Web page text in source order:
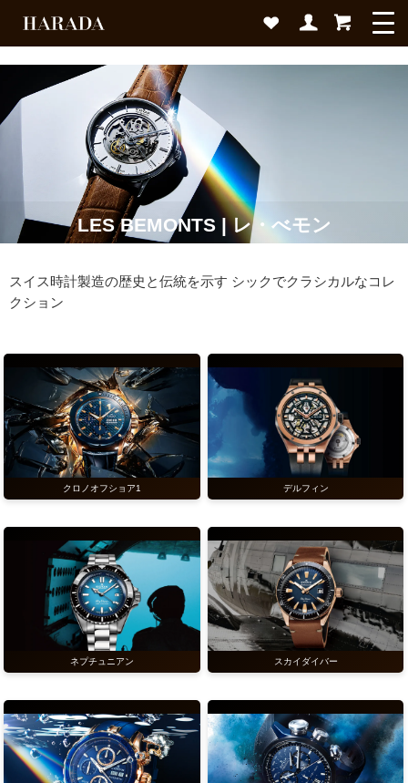
LES BEMONTS | レ・べモン
スイス時計製造の歴史と伝統を示す シックでクラシカルなコレ
クション
クロノオフショア1 デルフィン
ネプチュニアン スカイダイバー